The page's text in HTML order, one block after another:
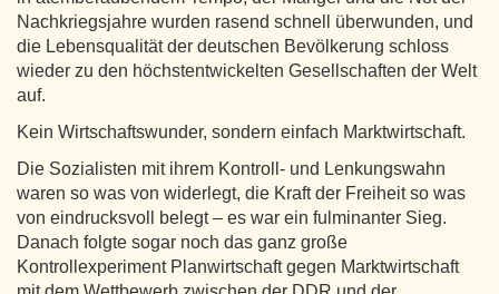
Nachkriegsjahre wurden rasend schnell überwunden, und
die Lebensqualität der deutschen Bevölkerung schloss
wieder zu den höchstentwickelten Gesellschaften der Welt
auf.
Kein Wirtschaftswunder, sondern einfach Marktwirtschaft.
Die Sozialisten mit ihrem Kontroll- und Lenkungswahn
waren so was von widerlegt, die Kraft der Freiheit so was
von eindrucksvoll belegt – es war ein fulminanter Sieg.
Danach folgte sogar noch das ganz große
Kontrollexperiment Planwirtschaft gegen Marktwirtschaft